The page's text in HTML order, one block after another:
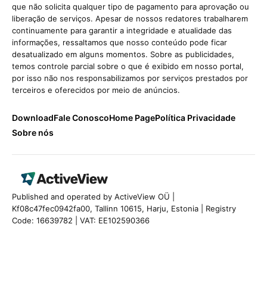
que não solicita qualquer tipo de pagamento para aprovação ou
liberação de serviços. Apesar de nossos redatores trabalharem
continuamente para garantir a integridade e atualidade das
informações, ressaltamos que nosso conteúdo pode ficar
desatualizado em alguns momentos. Sobre as publicidades,
temos controle parcial sobre o que é exibido em nosso portal,
por isso não nos responsabilizamos por serviços prestados por
terceiros e oferecidos por meio de anúncios.
DownloadFale ConoscoHome PagePolítica Privacidade
Sobre nós
Published and operated by ActiveView OÜ |
Kf08c47fec0942fa00, Tallinn 10615, Harju, Estonia | Registry
Code: 16639782 | VAT: EE102590366